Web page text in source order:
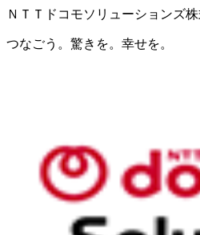
ＮＴＴドコモソリューションズ
つなごう。驚きを。幸せを。